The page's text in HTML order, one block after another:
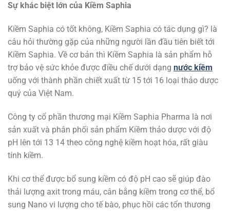
Sự khác biệt lớn của Kiềm Saphia
Kiềm Saphia có tốt không, Kiềm Saphia có tác dụng gì? là
câu hỏi thường gặp của những người lần đầu tiên biết tới
Kiềm Saphia. Về cơ bản thì Kiềm Saphia là sản phẩm hỗ
trợ bảo vệ sức khỏe được điều chế dưới dạng nước kiềm
uống với thành phần chiết xuất từ 15 tới 16 loại thảo dược
quý của Việt Nam.
Công ty cổ phần thương mại Kiềm Saphia Pharma là nơi
sản xuất và phân phối sản phẩm Kiềm thảo dược với độ
pH lên tới 13 14 theo công nghệ kiềm hoạt hóa, rất giàu
tính kiềm.
Khi cơ thể được bổ sung kiềm có độ pH cao sẽ giúp đào
thải lượng axit trong máu, cân bằng kiềm trong cơ thể, bổ
sung Nano vi lượng cho tế bào, phục hồi các tổn thương